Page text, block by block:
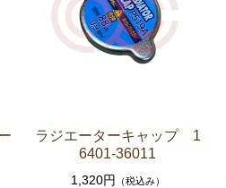
MA61
MA63
ント 他）
ーシリンダー リペアキッ
ラジエーターキャップ 1
6401-36011
1,320円 （税込み）